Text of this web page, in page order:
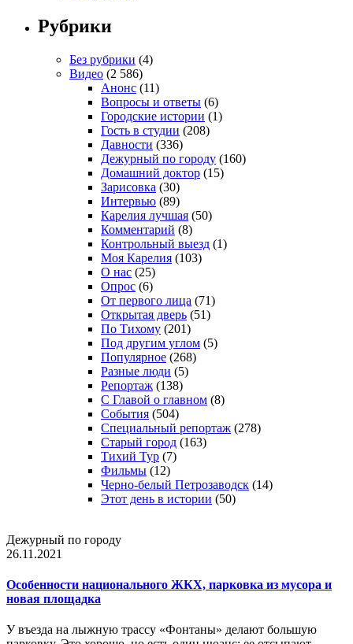
Рубрики
Без рубрики (4)
Видео (2 586)
Анонс (11)
Вопросы и ответы (6)
Городские истории (1)
Гость в студии (208)
Давности (336)
Дежурный по городу (160)
Домашний доктор (15)
Зарисовка (30)
Интервью (89)
Карелия лучшая (50)
Комментарий (8)
Контрольный выезд (1)
Моя Карелия (103)
О нас (25)
Опрос (6)
От первого лица (71)
Открытая дверь (51)
По Тихому (201)
Под другим углом (5)
Популярное (268)
Разные люди (5)
Репортаж (138)
С Главой о главном (8)
События (504)
Специальный репортаж (278)
Старый город (163)
Тихий Тур (7)
Фильмы (12)
Черно-белый Петрозаводск (14)
Этот день в истории (50)
Дежурный по городу
26.11.2021
Особенности национального ЖКХ, парковка из мусора и
новая площадка
У въезда на лыжную трассу «Фонтаны» делают большую